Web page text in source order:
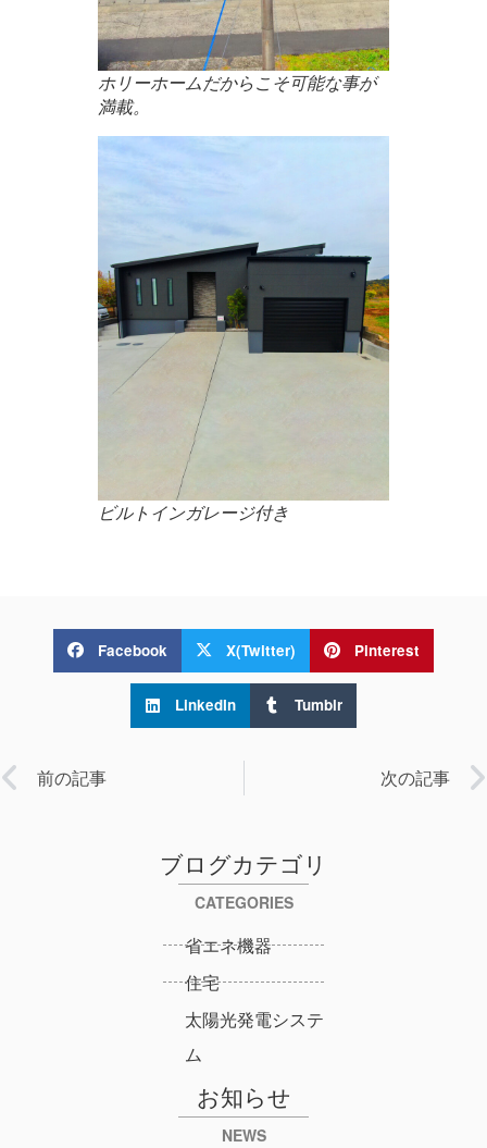
ホリーホームだからこそ可能な事が
満載。
ビルトインガレージ付き
Facebook X(Twitter) Pinterest
LinkedIn Tumblr
前の記事 次の記事
ブログカテゴリ
CATEGORIES
省エネ機器
住宅
太陽光発電システ
ム
お知らせ
NEWS